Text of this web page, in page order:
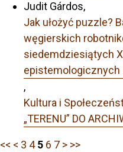
Judit Gárdos,
Jak ułożyć puzzle?
węgierskich
siedemdziesiątych
epistemologicznych
,
Kultura i
„TERENU” DO
<< < 3 4 5 6 7 > >>